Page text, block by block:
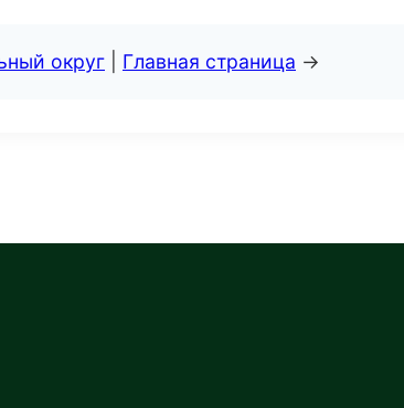
округ Главная страница →